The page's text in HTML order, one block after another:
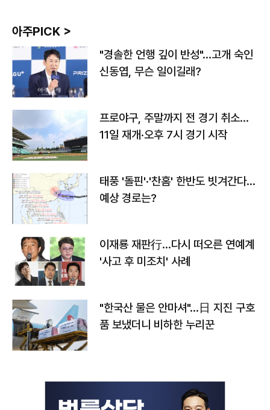
아주PICK >
"경솔한 언행 깊이 반성"…고개 숙인
신동엽, 무슨 일이길래?
프로야구, 주말까지 전 경기 취소…
11일 재개·오후 7시 경기 시작
태풍 '돌핀'·'찬홈' 한반도 빗겨간다…
예상 경로는?
이재룡 재판行…다시 떠오른 연예계
'사고 후 미조치' 사례
"한국산 물은 안마셔"…日 지진 구호
품 보냈더니 비하한 누리꾼